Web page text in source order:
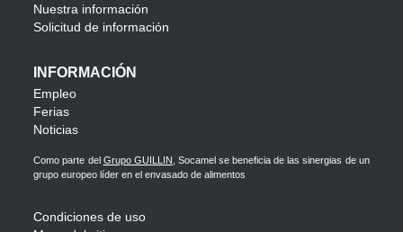
Nuestra información
Solicitud de información
INFORMACIÓN
Empleo
Ferias
Noticias
Como parte del Grupo GUILLIN
, Socamel se beneficia de las sinergias de un
grupo europeo líder en el envasado de alimentos
Condiciones de uso